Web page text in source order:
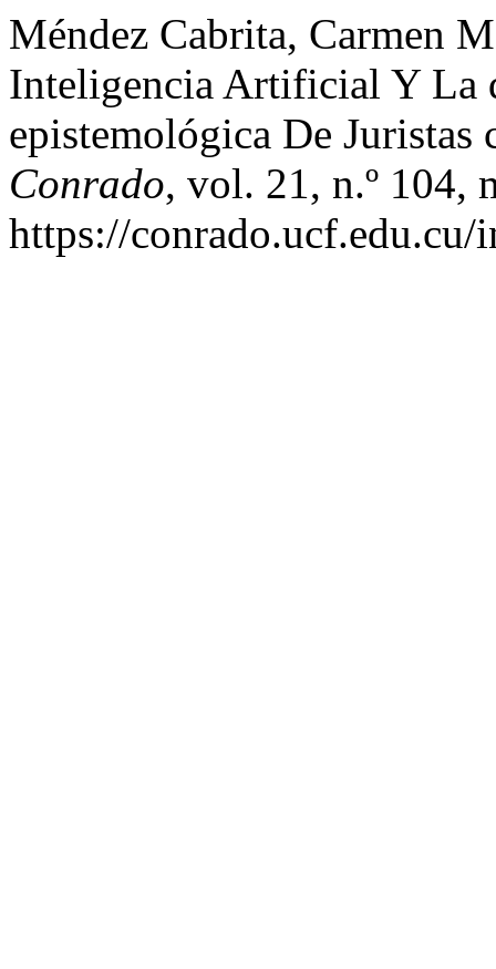
Méndez Cabrita, Carmen
Inteligencia Artificial Y La
epistemológica De Juristas
Conrado, vol. 21, n.º 104,
https://